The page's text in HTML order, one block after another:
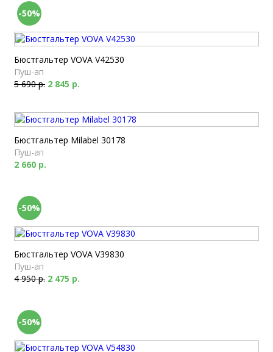
-50%
Бюстгальтер VOVA V42530
Пуш-ап
5 690 р. 2 845 р.
Бюстгальтер Milabel 30178
Пуш-ап
2 660 р.
-50%
Бюстгальтер VOVA V39830
Пуш-ап
4 950 р. 2 475 р.
-50%